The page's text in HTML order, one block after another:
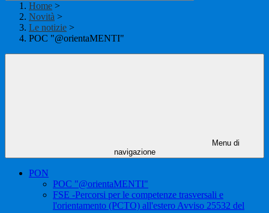
Home >
Novità >
Le notizie >
POC "@orientaMENTI"
Menu di
navigazione
PON
POC "@orientaMENTI"
FSE -Percorsi per le competenze trasversali e
l'orientamento (PCTO) all'estero Avviso 25532 del